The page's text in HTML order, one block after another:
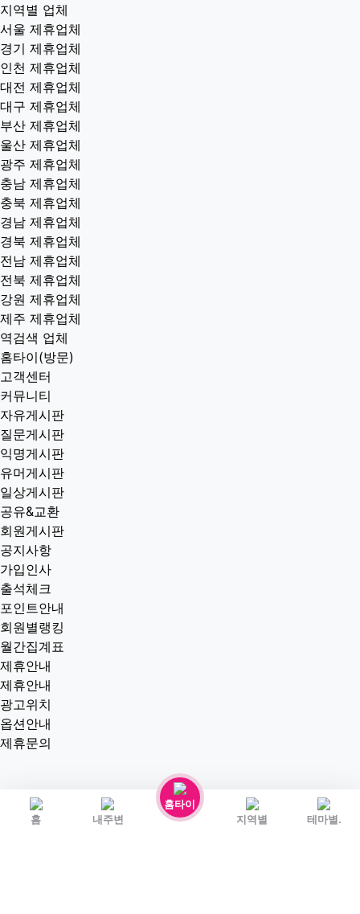
홈 내주변
홈타이
지역별
테마별.
지역별 업체
서울 제휴업체
경기 제휴업체
인천 제휴업체
대전 제휴업체
대구 제휴업체
부산 제휴업체
울산 제휴업체
광주 제휴업체
충남 제휴업체
충북 제휴업체
경남 제휴업체
경북 제휴업체
전남 제휴업체
전북 제휴업체
강원 제휴업체
제주 제휴업체
역검색 업체
홈타이(방문)
고객센터
커뮤니티
자유게시판
질문게시판
익명게시판
유머게시판
일상게시판
공유&교환
회원게시판
공지사항
가입인사
출석체크
포인트안내
회원별랭킹
월간집계표
제휴안내
제휴안내
광고위치
옵션안내
제휴문의